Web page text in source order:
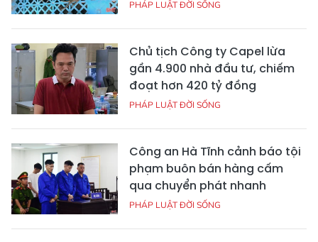
PHÁP LUẬT ĐỜI SỐNG
Chủ tịch Công ty Capel lừa
gần 4.900 nhà đầu tư, chiếm
đoạt hơn 420 tỷ đồng
PHÁP LUẬT ĐỜI SỐNG
Công an Hà Tĩnh cảnh báo tội
phạm buôn bán hàng cấm
qua chuyển phát nhanh
PHÁP LUẬT ĐỜI SỐNG